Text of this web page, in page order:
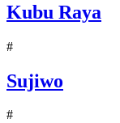
Kubu Raya
#
Sujiwo
#